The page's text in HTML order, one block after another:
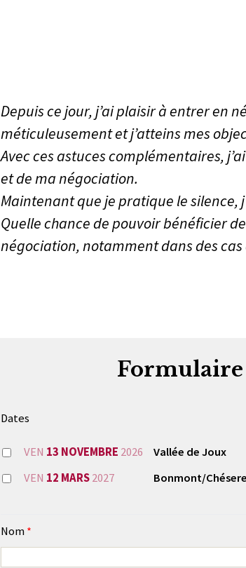
Depuis ce jour, j’ai plaisir à entrer en
méticuleusement et j’atteins mes
Avec ces astuces complémentaires,
et de ma négociation.
Maintenant que je pratique le silence,
Quelle chance de pouvoir bénéficier
négociation, notamment dans des
Dates
VEN 13 NOVEMBRE 2026 Vallée de Joux
VEN 12 MARS2027 Bonmont/
Nom*